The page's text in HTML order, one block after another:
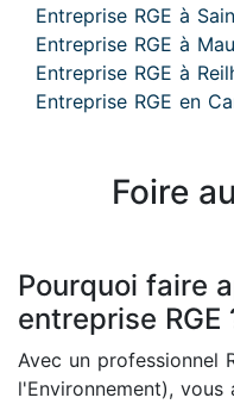
Entreprise RGE à
Entreprise RGE à
Entreprise RGE à
Entreprise RGE en
Foire
Pourquoi faire
entreprise RGE
Avec un professionnel
l'Environnement),